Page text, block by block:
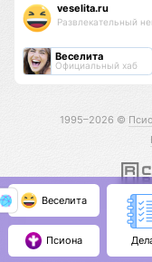
veselita.ru
Развлекательный
Веселита
Официальный хаб
1995–2026 ©
Веселита
Псиона